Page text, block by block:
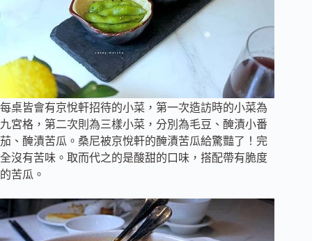
每桌皆會有京悅軒招待的小菜，第一次造訪時的小菜為
九宮格，第二次則為三樣小菜，分別為毛豆、醃漬小番
茄、醃漬苦瓜。桑尼被京悅軒的醃漬苦瓜給驚豔了！完
全沒有苦味。取而代之的是酸甜的口味，搭配帶有脆度
的苦瓜。